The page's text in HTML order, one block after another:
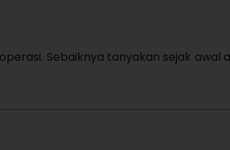
Sebaiknya tanyakan sejak awal